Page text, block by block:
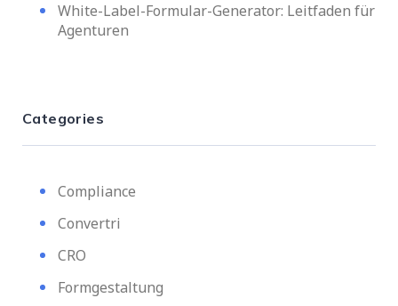
White-Label-Formular-Generator: Leitfaden für
Agenturen
Categories
Compliance
Convertri
CRO
Formgestaltung